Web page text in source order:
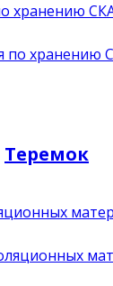
по хранению
Теремок